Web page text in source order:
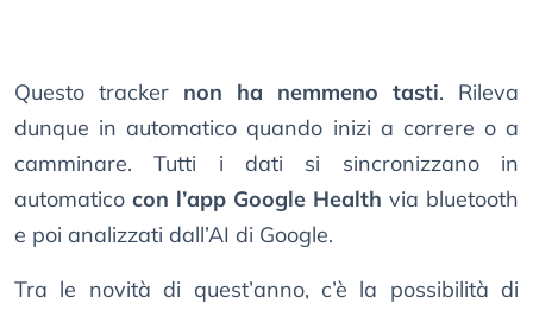
Questo tracker non ha nemmeno tasti. Rileva
dunque in automatico quando inizi a correre o a
camminare. Tutti i dati si sincronizzano in
automatico con l’app Google Health via bluetooth
e poi analizzati dall’AI di Google.
Tra le novità di quest’anno, c’è la possibilità di